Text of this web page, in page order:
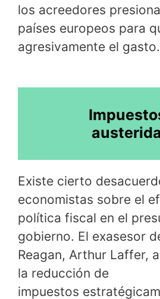
los acreedores
países europeos para
agresivamente el gasto.
Existe cierto
economistas sobre el
política fiscal en el
gobierno. El exasesor
Reagan, Arthur Laffer,
la reducción de
impuestos